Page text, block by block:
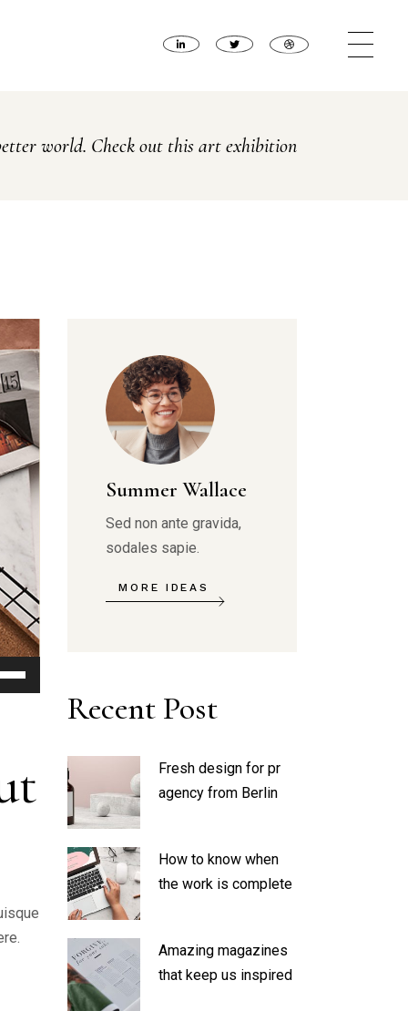
world. Check out this art exhibition
Summer Wallace
Sed non ante gravida,
sodales sapie.
MORE IDEAS
Recent Post
Fresh design for pr
agency from Berlin
How to know when
the work is complete
Amazing magazines
that keep us inspired